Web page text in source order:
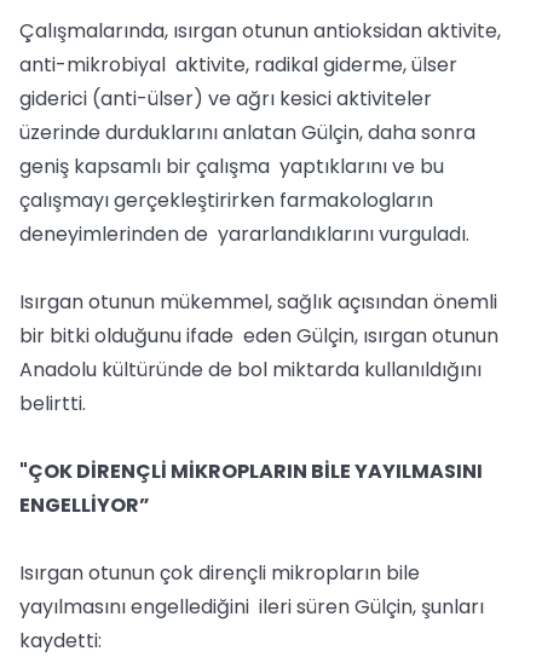
Çalışmalarında, ısırgan otunun antioksidan aktivite,
anti-mikrobiyal aktivite, radikal giderme, ülser
giderici (anti-ülser) ve ağrı kesici aktiviteler
üzerinde durduklarını anlatan Gülçin, daha sonra
geniş kapsamlı bir çalışma yaptıklarını ve bu
çalışmayı gerçekleştirirken farmakologların
deneyimlerinden de yararlandıklarını vurguladı.
Isırgan otunun mükemmel, sağlık açısından önemli
bir bitki olduğunu ifade eden Gülçin, ısırgan otunun
Anadolu kültüründe de bol miktarda kullanıldığını
belirtti.
"ÇOK DİRENÇLİ MİKROPLARIN BİLE YAYILMASINI
ENGELLİYOR”
Isırgan otunun çok dirençli mikropların bile
yayılmasını engellediğini ileri süren Gülçin, şunları
kaydetti: